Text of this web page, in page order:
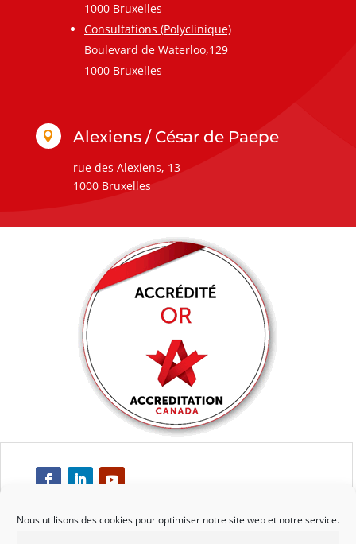
Nous utilisons des cookies pour optimiser notre site web et notre service.
1000 Bruxelles
Consultations (Polyclinique)
Boulevard de Waterloo,129
1000 Bruxelles
 Alexiens / César de Paepe
rue des Alexiens, 13
1000 Bruxelles